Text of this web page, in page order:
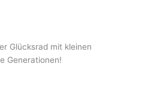
Glücksrad mit kleinen
Generationen!